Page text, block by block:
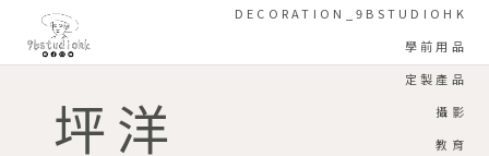
DECORATION_9BSTUDIOHK
學前用品
定製產品
攝影
教育
坪洋